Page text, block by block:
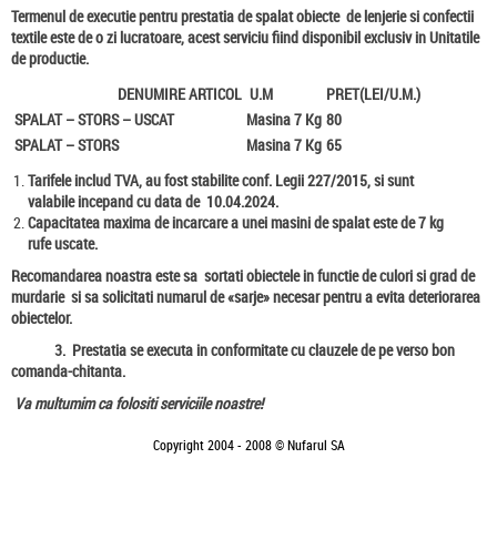
COMUNITATE
SPALAT SI CURATAT – DOMICILIU
AGENTI ECONOMICI
BLANA SI PIELE NATURALA
SPALAT SI CURATAT – EXPRES
CURATATUL COVOARELOR
LOCAȚII DE ÎNCHIRIAT
GENERAL
RETEAUA DE UNITATI
EVALUARI DE RISC
VANZARE SPATII
Termenul de executie pentru prestatia de spalat obiecte de lenjerie si confectii
textile este de o zi lucratoare, acest serviciu fiind disponibil exclusiv in Unitatile
de productie.
DENUMIRE ARTICOL U.M
PRET(LEI/U.M.)
SPALAT – STORS – USCAT
Masina 7 Kg 80
SPALAT – STORS
Masina 7 Kg 65
Tarifele includ TVA, au fost stabilite conf. Legii 227/2015, si sunt
valabile incepand cu data de 10.04.2024.
Capacitatea maxima de incarcare a unei masini de spalat este de 7 kg
rufe uscate.
Recomandarea noastra este sa sortati obiectele in functie de culori si grad de
murdarie si sa solicitati numarul de «sarje» necesar pentru a evita deteriorarea
obiectelor.
3. Prestatia se executa in conformitate cu clauzele de pe verso bon
comanda-chitanta.
Va multumim ca folositi serviciile noastre!
Copyright 2004 - 2008 © Nufarul SA